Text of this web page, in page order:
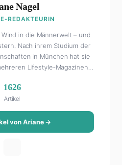
Nagel
REDAKTEURIN
in die Männerwelt – und
Nach ihrem Studium der
in München hat sie
Lifestyle-Magazinen
schreibt sie über alles, was
von Interior Design und
Food-Trends bis hin zu
auch Männer gerne lesen.
weiß genau, was Frauen an
1626
Artikel
von Ariane →